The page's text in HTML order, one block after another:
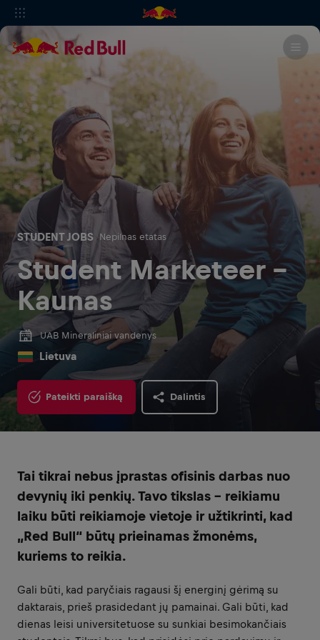
STUDENT JOBS Nepilnas etatas
Student Marketeer -
Kaunas
UAB Mineraliniai vandenys
Lietuva
Pateikti paraišką Dalintis
Tai tikrai nebus įprastas ofisinis darbas nuo
devynių iki penkių. Tavo tikslas – reikiamu
laiku būti reikiamoje vietoje ir užtikrinti, kad
„Red Bull“ būtų prieinamas žmonėms,
kuriems to reikia.
Gali būti, kad paryčiais ragausi šį energinį gėrimą su
daktarais, prieš prasidedant jų pamainai. Gali būti, kad
dienas leisi universitetuose su sunkiai besimokančiais